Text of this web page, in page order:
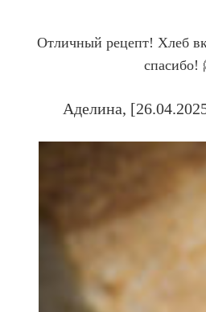
Отличный рецепт! Хлеб
спасибо!
Аделина,